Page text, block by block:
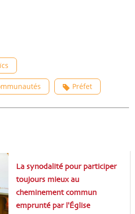
Préfet
La synodalité pour participer
toujours mieux au
cheminement commun
emprunté par l'Église